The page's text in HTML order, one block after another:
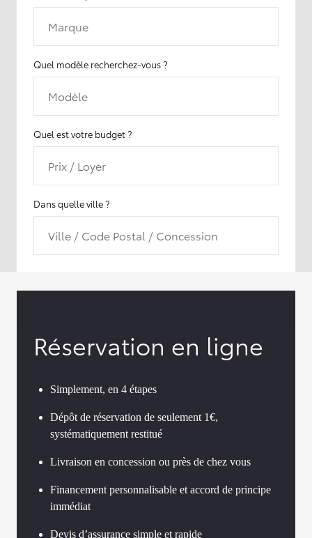
Marque
Quel modèle recherchez-vous ?
Modèle
Quel est votre budget ?
Prix / Loyer
Dans quelle ville ?
Ville / Code Postal / Concession
Réservation en ligne
Simplement, en 4 étapes
Dépôt de réservation de seulement 1€,
systématiquement restitué
Livraison en concession ou près de chez vous
Financement personnalisable et accord de principe
immédiat
Devis d’assurance simple et rapide